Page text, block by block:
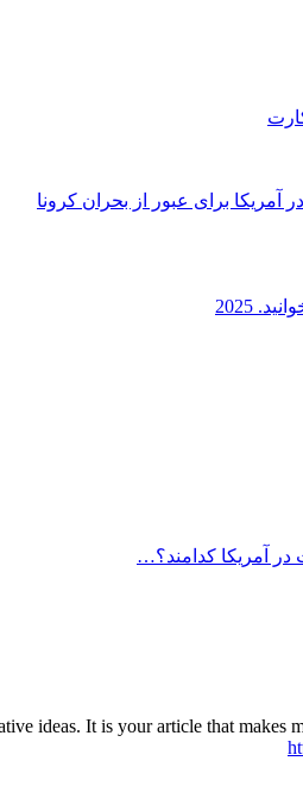
2025
در آمریکا کدامند؟…
ideas. It is your article that makes